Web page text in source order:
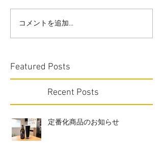
コメントを追加…
Featured Posts
Recent Posts
定番化商品のお知らせ